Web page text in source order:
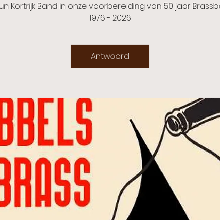
Kortrijk Band in onze voorbereiding van 50 jaar
1976 - 2026
Antwoord